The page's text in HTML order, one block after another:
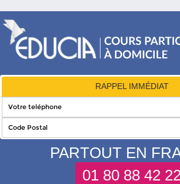
RAPPEL IMMÉDIAT
PARTOUT EN
01 80 88 42